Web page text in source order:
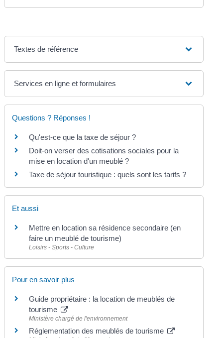
Textes de référence
Services en ligne et formulaires
Questions ? Réponses !
Qu'est-ce que la taxe de séjour ?
Doit-on verser des cotisations sociales pour la
mise en location d'un meublé ?
Taxe de séjour touristique : quels sont les tarifs ?
Et aussi
Mettre en location sa résidence secondaire (en
faire un meublé de tourisme)
Loisirs - Sports - Culture
Pour en savoir plus
Guide propriétaire : la location de meublés de
tourisme
Ministère chargé de l'environnement
Réglementation des meublés de tourisme